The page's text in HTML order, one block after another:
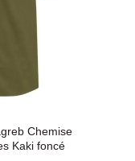
Chemise
Kaki foncé